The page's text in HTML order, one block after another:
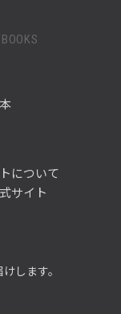
について
サイト
します。